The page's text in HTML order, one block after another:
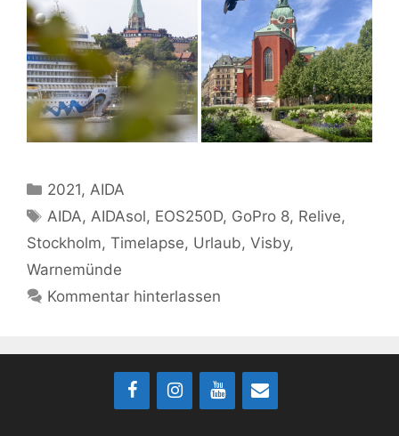
Kategorien
2021, AIDA
Schlagwörter
AIDA, AIDAsol, EOS250D, GoPro 8, Relive,
Stockholm, Timelapse, Urlaub, Visby,
Warnemünde
Kommentar hinterlassen